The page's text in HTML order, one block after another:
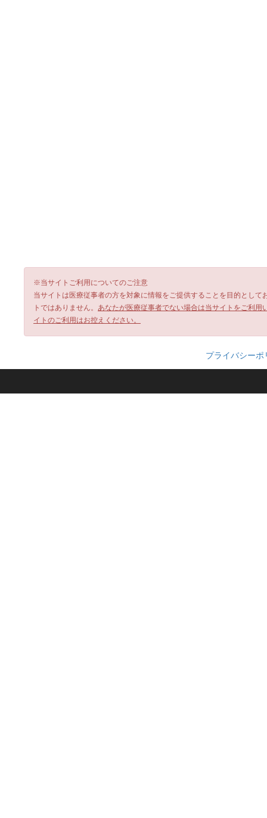
※当サイトご利用についてのご注意
当サイトは医療従事者の方を対象に情報をご提供することを目的とし
トではありません。 あなたが医療従事者でない場合は当サイトをご利
イトのご利用はお控えください。
プライバシーポ